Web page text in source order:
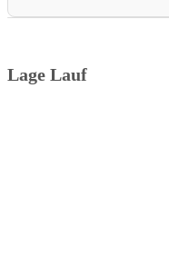
Lage Lauf